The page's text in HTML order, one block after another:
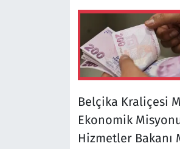
Belçika Kraliçesi
Ekonomik
Hizmetler Bakanı